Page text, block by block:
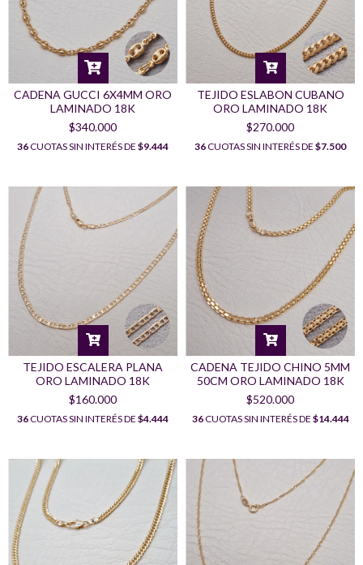
CADENA GUCCI 6X4MM ORO
LAMINADO 18K
$340.000
36CUOTAS SIN INTERÉS DE $9.444
TEJIDO ESLABON CUBANO
ORO LAMINADO 18K
$270.000
36CUOTAS SIN INTERÉS DE $7.500
TEJIDO ESCALERA PLANA
ORO LAMINADO 18K
$160.000
36CUOTAS SIN INTERÉS DE $4.444
CADENA TEJIDO CHINO 5MM
50CM ORO LAMINADO 18K
$520.000
36CUOTAS SIN INTERÉS DE $14.444